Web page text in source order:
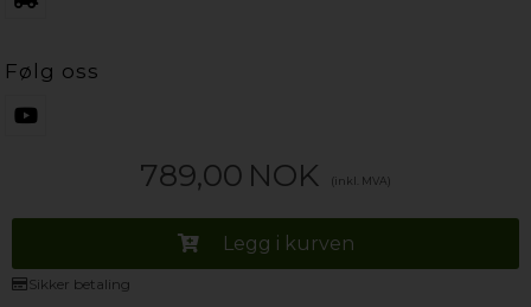
789,00 NOK (inkl. MVA)
Legg i kurven
Sikker betaling
Følg oss